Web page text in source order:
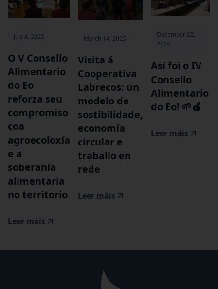
July 4, 2025
O V Consello
Alimentario
do Eo
reforza seu
compromiso
coa
agroecoloxía
e a
soberanía
alimentaria
no territorio
Leer máis
March 14, 2025
Visita á
Cooperativa
Labrecos: un
modelo de
sostibilidade,
economía
circular e
traballo en
rede
Leer máis
December 22,
2024
‍Así foi o IV
Consello
Alimentario
do Eo! 🌱🍎
Leer máis